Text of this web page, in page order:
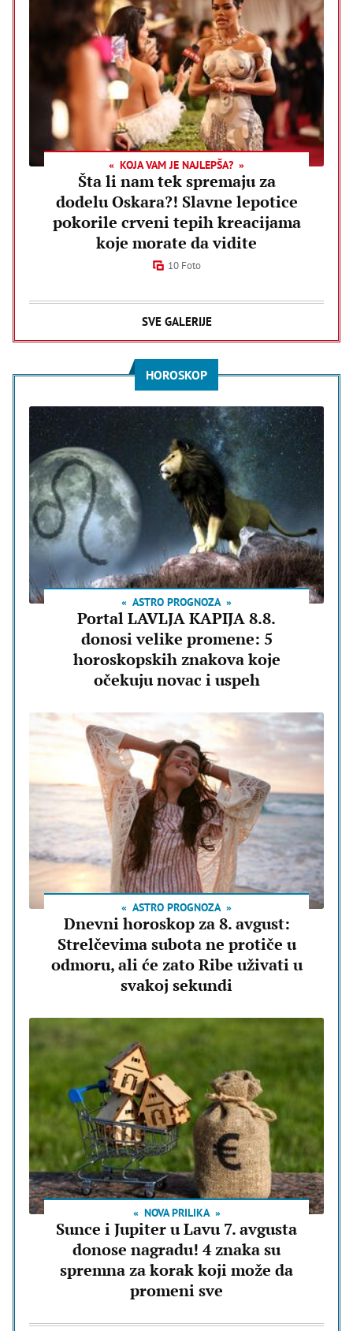
KOJA VAM JE NAJLEPŠA?
Šta li nam tek spremaju za
dodelu Oskara?! Slavne lepotice
pokorile crveni tepih kreacijama
koje morate da vidite
10 Foto
SVE GALERIJE
HOROSKOP
ASTRO PROGNOZA
Portal LAVLJA KAPIJA 8.8.
donosi velike promene: 5
horoskopskih znakova koje
očekuju novac i uspeh
ASTRO PROGNOZA
Dnevni horoskop za 8. avgust:
Strelčevima subota ne protiče u
odmoru, ali će zato Ribe uživati u
svakoj sekundi
NOVA PRILIKA
Sunce i Jupiter u Lavu 7. avgusta
donose nagradu! 4 znaka su
spremna za korak koji može da
promeni sve